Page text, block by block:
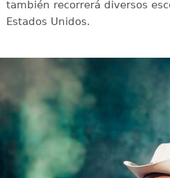
también recorrerá diversos
Estados Unidos.